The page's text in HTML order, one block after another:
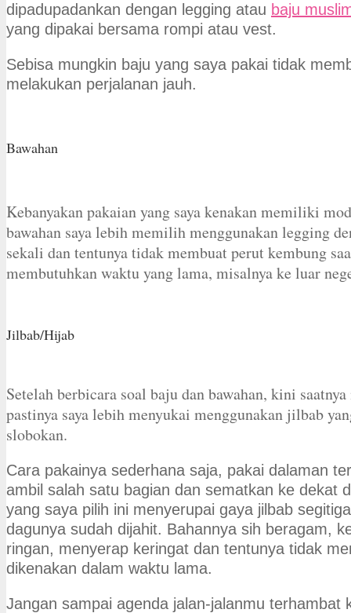
dipadupadankan dengan legging atau baju
yang dipakai bersama rompi atau vest.
Sebisa mungkin baju yang saya pakai tidak
melakukan perjalanan jauh.
Bawahan
Kebanyakan pakaian yang saya kenakan memiliki
bawahan saya lebih memilih menggunakan legging
sekali dan tentunya tidak membuat perut kembung
membutuhkan waktu yang lama, misalnya ke luar
Jilbab/Hijab
Setelah berbicara soal baju dan bawahan, kini
pastinya saya lebih menyukai menggunakan jilbab
slobokan.
Cara pakainya sederhana saja, pakai dalaman
ambil salah satu bagian dan sematkan ke dekat
yang saya pilih ini menyerupai gaya jilbab
dagunya sudah dijahit. Bahannya sih beragam,
ringan, menyerap keringat dan tentunya tidak
dikenakan dalam waktu lama.
Jangan sampai agenda jalan-jalanmu terhambat